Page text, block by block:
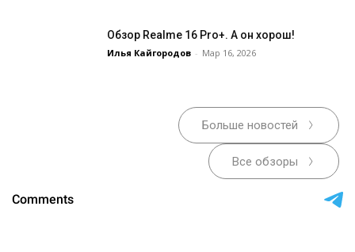
Обзор Realme 16 Pro+. А он хорош!
Илья Кайгородов - Мар 16, 2026
Больше новостей
Все обзоры